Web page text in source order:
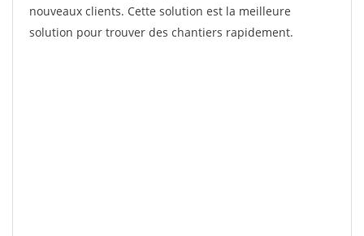
nouveaux clients. Cette solution est la meilleure
solution pour trouver des chantiers rapidement.